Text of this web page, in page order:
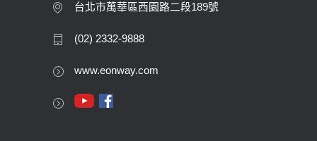
台北市萬華區西園路二段189號
(02) 2332-9888
www.eonway.com